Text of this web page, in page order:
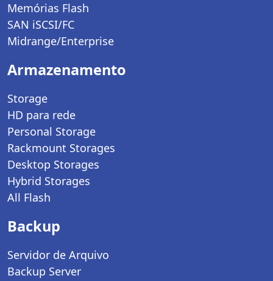
Memórias Flash
SAN iSCSI/FC
Midrange/Enterprise
Armazenamento
Storage
HD para rede
Personal Storage
Rackmount Storages
Desktop Storages
Hybrid Storages
All Flash
Backup
Servidor de Arquivo
Backup Server